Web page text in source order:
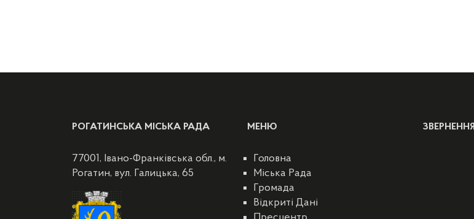
РОГАТИНСЬКА МІСЬКА РАДА
77001, Івано-Франківська обл., м.
Рогатин, вул. Галицька, 65
МЕНЮ
Головна
Міська Рада
Громада
Відкриті Дані
ЗВЕРНЕННЯ